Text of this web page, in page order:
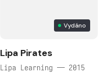
Vydáno
Lipa Pirates
Lipa Learning — 2015